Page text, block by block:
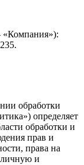
обработки
определяет
обработки и
прав и
права на
личную и